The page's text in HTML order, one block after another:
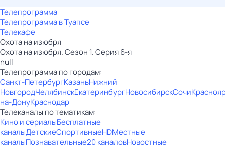
Телепрограмма
Телепрограмма в Туапсе
Телекафе
Охота на изюбря
Охота на изюбря. Сезон 1. Серия 6-я
null
Телепрограмма по городам:
Санкт-ПетербургКазаньНижний
НовгородЧелябинскЕкатеринбургНовосибирскСочи
на-ДонуКраснодар
Телеканалы по тематикам:
Кино и сериалыБесплатные
каналыДетскиеСпортивныеHDМестные
каналыПознавательные20 каналовНовостные